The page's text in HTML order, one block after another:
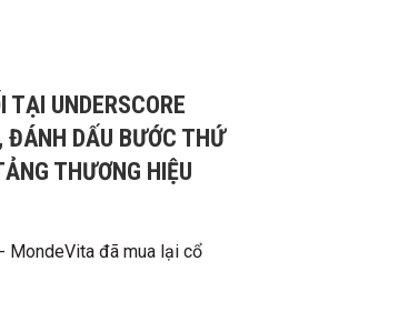
UNDERSCORE
ĐÁNH DẤU BƯỚC THỨ
THƯƠNG HIỆU
MondeVita đã mua lại cổ